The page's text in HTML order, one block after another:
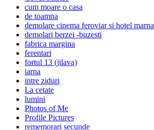
cum moare o casa
de toamna
demolare cinema feroviar si hotel marna
demolari berzei -buzesti
fabrica margina
ferentari
fortul 13 (jilava)
iarna
intre ziduri
La cetate
lumini
Photos of Me
Profile Pictures
rememorari secunde